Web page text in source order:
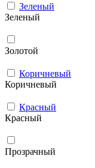
Зеленый
Зеленый
Золотой
Коричневый
Коричневый
Красный
Красный
Прозрачный